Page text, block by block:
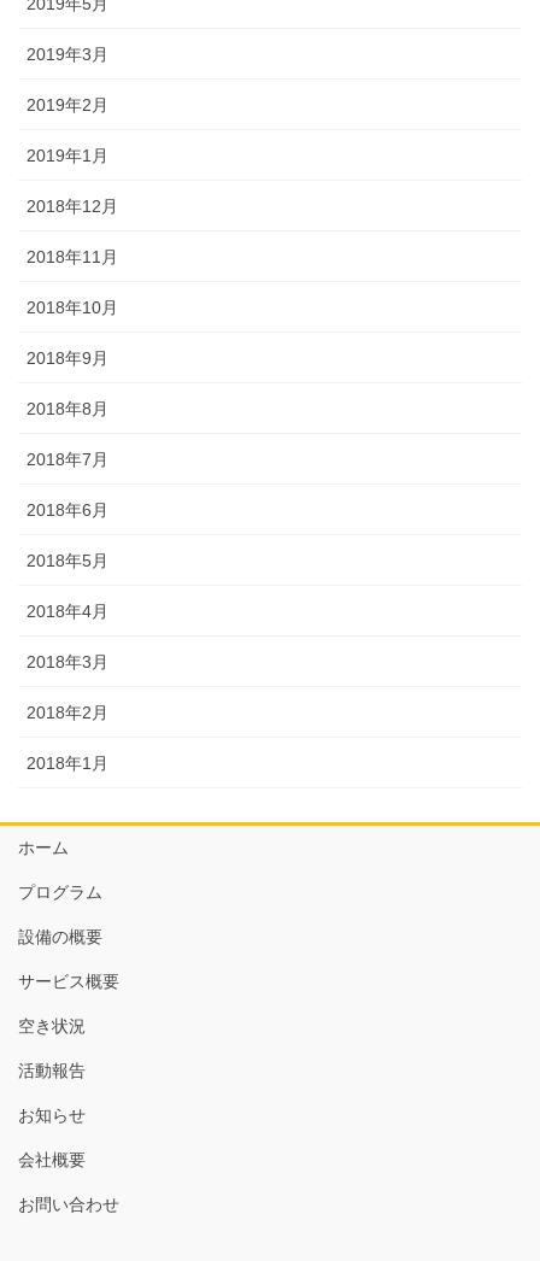
2019年3月
2019年2月
2019年1月
2018年12月
2018年11月
2018年10月
2018年9月
2018年8月
2018年7月
2018年6月
2018年5月
2018年4月
2018年3月
2018年2月
2018年1月
ホーム
プログラム
設備の概要
サービス概要
空き状況
活動報告
お知らせ
会社概要
お問い合わせ